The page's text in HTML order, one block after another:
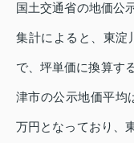
国土交通省の地価公
集計によると、東淀
で、坪単価に換算す
津市の公示地価平均
万円となっており、